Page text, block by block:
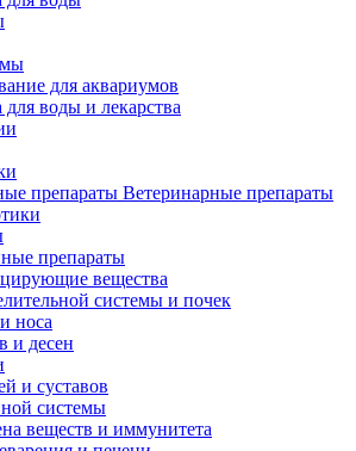
для аквариумов
для воды и лекарства
Ветеринарные препараты
препараты
вещества
системы и почек
носа
и десен
и суставов
системы
веществ и иммунитета